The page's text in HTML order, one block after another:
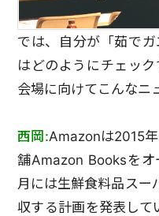
では、自分が「茹で
はどのようにチェッ
会場に向けてこんなニ
西岡:Amazonは2015
舗Amazon Booksを
月には生鮮食料品ス
収する計画を発表して